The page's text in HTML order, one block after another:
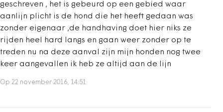
geschreven , het is gebeurd op een gebied waar
aanlijn plicht is de hond die het heeft gedaan was
zonder eigenaar ,de handhaving doet hier niks ze
rijden heel hard langs en gaan weer zonder op te
treden nu na deze aanval zijn mijn honden nog twee
keer aangevallen ik heb ze altijd aan de lijn
Op 22 november 2016, 14:51